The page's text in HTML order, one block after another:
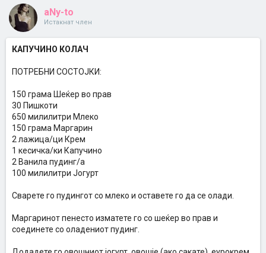
aNy-to
Истакнат член
КАПУЧИНО КОЛАЧ
ПОТРЕБНИ СОСТОЈКИ:
150 грама Шеќер во прав
30 Пишкоти
650 милилитри Млеко
150 грама Маргарин
2 лажица/ци Крем
1 кесичка/ки Капучино
2 Ванила пудинг/а
100 милилитри Јогурт
Сварете го пудингот со млеко и оставете го да се олади.
Маргаринот пенесто изматете го со шеќер во прав и
соединете со оладениот пудинг.